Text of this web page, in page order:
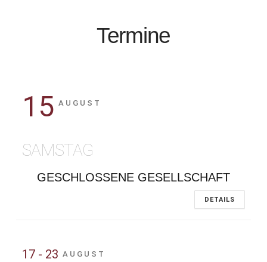
Termine
15 AUGUST
SAMSTAG
GESCHLOSSENE GESELLSCHAFT
DETAILS
17 - 23 AUGUST